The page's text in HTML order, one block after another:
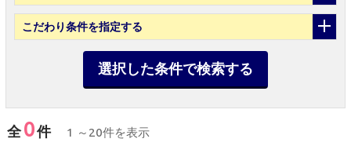
こだわり条件を指定する
選択した条件で検索する
全0件 1 ～20件を表示